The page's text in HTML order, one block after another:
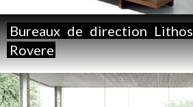
Bureaux de direction Lithos
Rovere